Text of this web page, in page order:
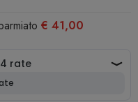
€ 41,00